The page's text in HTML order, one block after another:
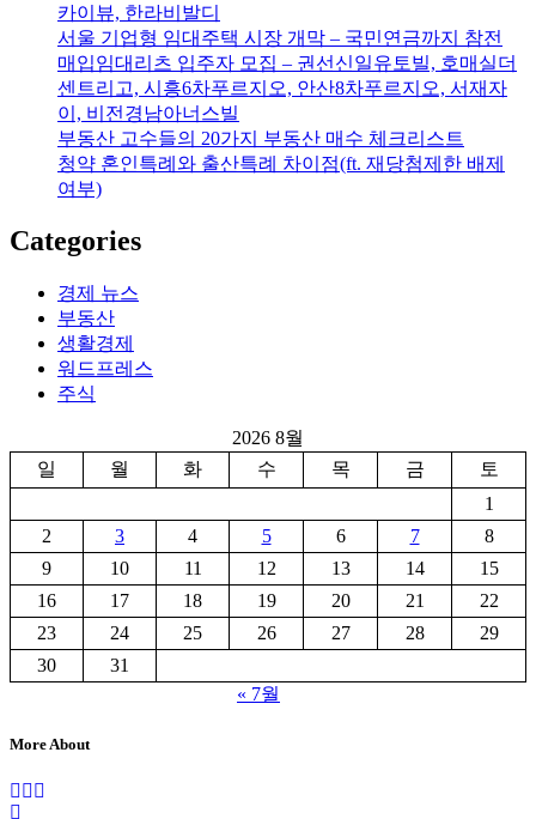
카이뷰, 한라비발디
서울 기업형 임대주택 시장 개막 – 국민연금까지 참전
매입임대리츠 입주자 모집 – 권선신일유토빌, 호매실더
센트리고, 시흥6차푸르지오, 안산8차푸르지오, 서재자
이, 비전경남아너스빌
부동산 고수들의 20가지 부동산 매수 체크리스트
청약 혼인특례와 출산특례 차이점(ft. 재당첨제한 배제
여부)
Categories
경제 뉴스
부동산
생활경제
워드프레스
주식
2026 8월
일
월 화 수 목 금
토
1
2
3 4 5 6 7
8
9
10 11 12 13 14
15
16
17 18 19 20 21
22
23
24 25 26 27 28
29
30
31
« 7월
More About